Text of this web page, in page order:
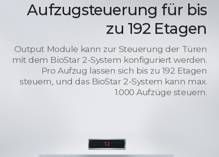
Aufzugsteuerung für bis
zu 192 Etagen
Output Module kann zur Steuerung der Türen
mit dem BioStar 2-System konfiguriert werden.
Pro Aufzug lassen sich bis zu 192 Etagen
steuern, und das BioStar 2-System kann max.
1.000 Aufzüge steuern.